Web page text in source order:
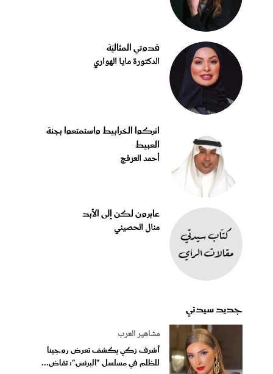
قدوتي المثاليّة
الدكتورة مايا الهواري
اتركوا الخرابيط واستمتعوا بجنة
العبيط
أحمد العرفج
عابرون لكن إلى الأبد
منال الحصيني
جديد سيدتي
مشاهير العرب
أشرف زكي يكشف تعرض روجينا
للظلم في مسلسل "البرنس": تقاض...